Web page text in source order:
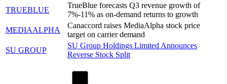
TRUEBLUE
TrueBlue forecasts Q3 revenue growth of
7%-11% as on-demand returns to growth
MEDIAALPHA
Canaccord raises MediaAlpha stock price
target on carrier demand
SU GROUP
SU Group Holdings Limited Announces
Reverse Stock Split